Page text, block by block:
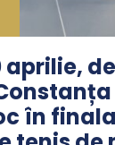
aprilie,
în finala